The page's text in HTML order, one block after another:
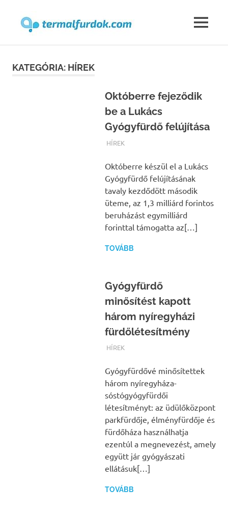
MENU
KATEGÓRIA: HÍREK
Októberre fejeződik
be a Lukács
Gyógyfürdő felújítása
TERMALFURDOK.COM
HÍREK
Októberre készül el a Lukács
Gyógyfürdő felújításának
tavaly kezdődött második
üteme, az 1,3 milliárd forintos
beruházást egymilliárd
forinttal támogatta az[…]
TOVÁBB
Gyógyfürdő
minősítést kapott
három nyíregyházi
fürdőlétesítmény
TERMALFURDOK.COM
HÍREK
Gyógyfürdővé minősítettek
három nyíregyháza-
sóstógyógyfürdői
létesítményt: az üdülőközpont
parkfürdője, élményfürdője és
fürdőháza használhatja
ezentúl a megnevezést, amely
együtt jár gyógyászati
ellátásuk[…]
TOVÁBB